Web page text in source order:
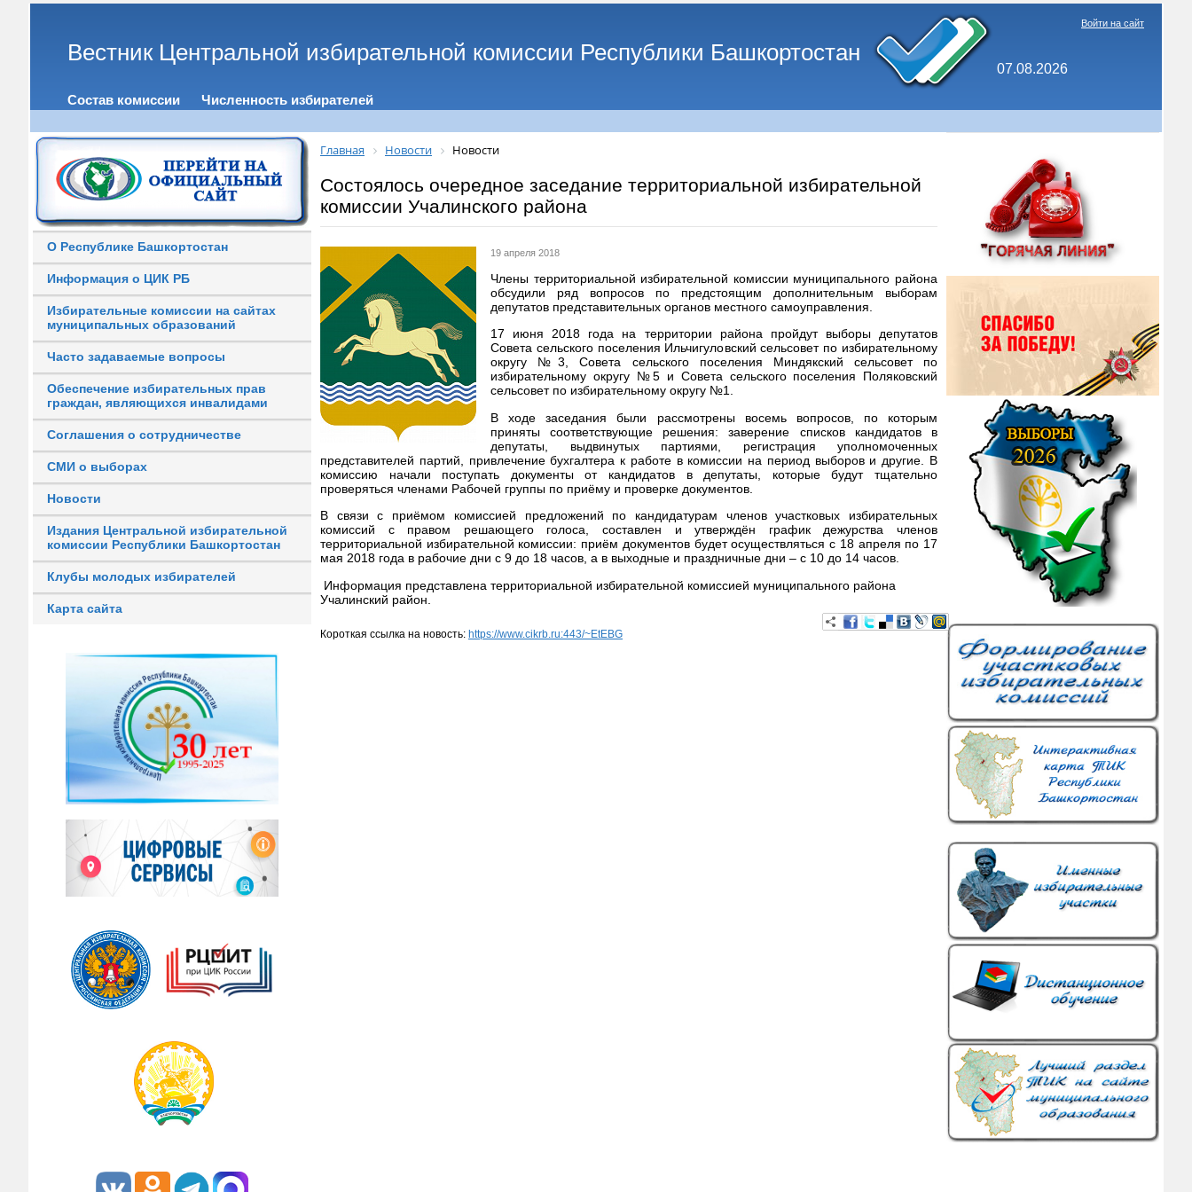
Вестник Центральной избирательной комиссии Республики Башкортостан
07.08.2026
Войти на сайт
Состав комиссии Численность избирателей
О Республике Башкортостан
Информация о ЦИК РБ
Избирательные комиссии на сайтах
муниципальных образований
Часто задаваемые вопросы
Обеспечение избирательных прав
граждан, являющихся инвалидами
Соглашения о сотрудничестве
СМИ о выборах
Новости
Издания Центральной избирательной
комиссии Республики Башкортостан
Клубы молодых избирателей
Карта сайта
Главная Новости Новости
Состоялось очередное заседание территориальной избирательной
комиссии Учалинского района
19 апреля 2018
Члены территориальной избирательной комиссии муниципального района
обсудили ряд вопросов по предстоящим дополнительным выборам
депутатов представительных органов местного самоуправления.
17 июня 2018 года на территории района пройдут выборы депутатов
Совета сельского поселения Ильчигуловский сельсовет по избирательному
округу №3, Совета сельского поселения Миндякский сельсовет по
избирательному округу №5 и Совета сельского поселения Поляковский
сельсовет по избирательному округу №1.
В ходе заседания были рассмотрены восемь вопросов, по которым
приняты соответствующие решения: заверение списков кандидатов в
депутаты, выдвинутых партиями, регистрация уполномоченных
представителей партий, привлечение бухгалтера к работе в комиссии на период выборов и другие. В
комиссию начали поступать документы от кандидатов в депутаты, которые будут тщательно
проверяться членами Рабочей группы по приёму и проверке документов.
В связи с приёмом комиссией предложений по кандидатурам членов участковых избирательных
комиссий с правом решающего голоса, составлен и утверждён график дежурства членов
территориальной избирательной комиссии: приём документов будет осуществляться с 18 апреля по 17
мая 2018 года в рабочие дни с 9 до 18 часов, а в выходные и праздничные дни – с 10 до 14 часов.
Информация представлена территориальной избирательной комиссией муниципального района
Учалинский район.
Короткая ссылка на новость: https://www.cikrb.ru:443/~EtEBG